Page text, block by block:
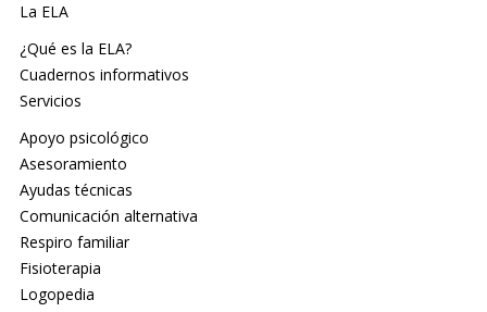
La ELA
¿Qué es la ELA?
Cuadernos informativos
Servicios
Apoyo psicológico
Asesoramiento
Ayudas técnicas
Comunicación alternativa
Respiro familiar
Fisioterapia
Logopedia